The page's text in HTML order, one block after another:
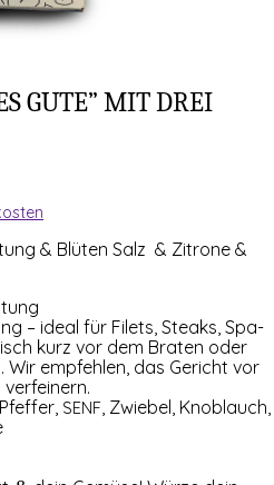
GUTE” MIT DREI
& Blüten Salz & Zitrone &
– ide­al für Filets, Steaks, Spa­
kurz vor dem Bra­ten oder
Wir emp­feh­len, das Gericht vor
SENF, Zwie­bel, Knob­lauch,